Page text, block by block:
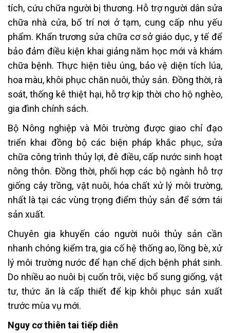
tích, cứu chữa người bị thương. Hỗ trợ người dân sửa
chữa nhà cửa, bố trí nơi ở tạm, cung cấp nhu yếu
phẩm. Khẩn trương sửa chữa cơ sở giáo dục, y tế để
bảo đảm điều kiện khai giảng năm học mới và khám
chữa bệnh. Thực hiện tiêu úng, bảo vệ diện tích lúa,
hoa màu, khôi phục chăn nuôi, thủy sản. Đồng thời, rà
soát, thống kê thiệt hại, hỗ trợ kịp thời cho hộ nghèo,
gia đình chính sách.
Bộ Nông nghiệp và Môi trường được giao chỉ đạo
triển khai đồng bộ các biện pháp khắc phục, sửa
chữa công trình thủy lợi, đê điều, cấp nước sinh hoạt
nông thôn. Đồng thời, phối hợp các bộ ngành hỗ trợ
giống cây trồng, vật nuôi, hóa chất xử lý môi trường,
nhất là tại các vùng trọng điểm thủy sản để sớm tái
sản xuất.
Chuyên gia khuyến cáo người nuôi thủy sản cần
nhanh chóng kiểm tra, gia cố hệ thống ao, lồng bè, xử
lý môi trường nước để hạn chế dịch bệnh phát sinh.
Do nhiều ao nuôi bị cuốn trôi, việc bổ sung giống, vật
tư, thức ăn là cấp thiết để kịp khôi phục sản xuất
trước mùa vụ mới.
Nguy cơ thiên tai tiếp diễn